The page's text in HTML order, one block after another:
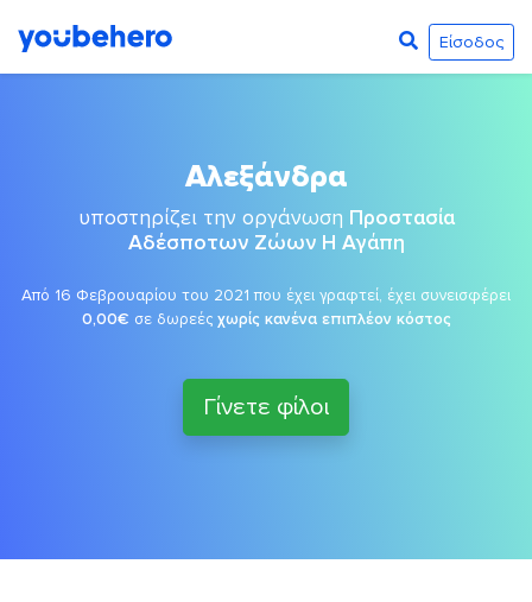
Είσοδος
Αλεξάνδρα
υποστηρίζει την οργάνωση Προστασία
Αδέσποτων Ζώων Η Αγάπη
Από 16 Φεβρουαρίου του 2021 που έχει γραφτεί, έχει συνεισφέρει
0,00€ σε δωρεές χωρίς κανένα επιπλέον κόστος
Γίνετε φίλοι